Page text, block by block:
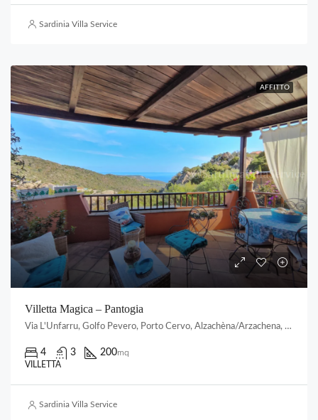
Sardinia Villa Service
AFFITTO
Villetta Magica – Pantogia
Via L'Unfarru, Golfo Pevero, Porto Cervo, Alzachèna/Arzachena, Gallura Nord-Est Sardegna, Sardigna/Sardegna, Italia
4 3 200mq
VILLETTA
Sardinia Villa Service